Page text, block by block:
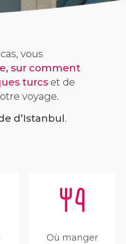
vous
, sur comment
turcs et de
voyage.
d’Istanbul.
Où manger